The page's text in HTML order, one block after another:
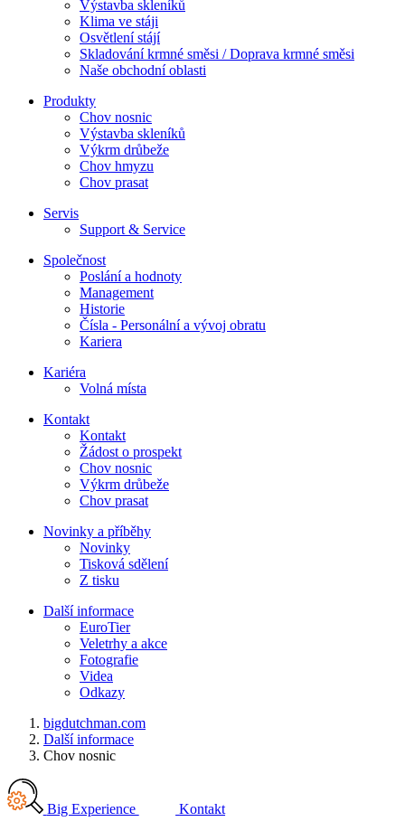
Výstavba skleníků
Klima ve stáji
Osvětlení stájí
Skladování krmné směsi / Doprava krmné směsi
Naše obchodní oblasti
Produkty
Chov nosnic
Výstavba skleníků
Výkrm drůbeže
Chov hmyzu
Chov prasat
Servis
Support & Service
Společnost
Poslání a hodnoty
Management
Historie
Čísla - Personální a vývoj obratu
Kariera
Kariéra
Volná místa
Kontakt
Kontakt
Žádost o prospekt
Chov nosnic
Výkrm drůbeže
Chov prasat
Novinky a příběhy
Novinky
Tisková sdělení
Z tisku
Další informace
EuroTier
Veletrhy a akce
Fotografie
Videa
Odkazy
bigdutchman.com
Další informace
Chov nosnic
Big Experience Kontakt